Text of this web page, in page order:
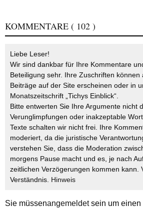
KOMMENTARE ( 102 )
Liebe Leser!
Wir sind dankbar für Ihre Kommentare
Beteiligung sehr. Ihre Zuschriften können
Beiträge auf der Site erscheinen oder in
Monatszeitschrift „Tichys Einblick“.
Bitte entwerten Sie Ihre Argumente nicht
Verunglimpfungen oder inakzeptable
Texte schalten wir nicht frei. Ihre
moderiert, da die juristische
verstehen Sie, dass die Moderation
morgens Pause macht und es, je nach
zeitlichen Verzögerungen kommen kann.
Verständnis. Hinweis
Sie müssenangemeldetsein um einen